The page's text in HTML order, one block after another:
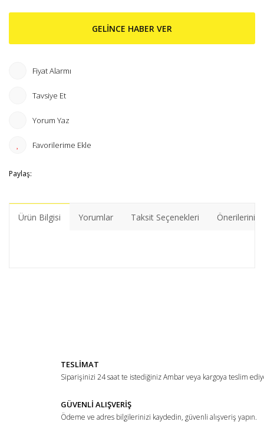
GELİNCE HABER VER
Fiyat Alarmı
Tavsiye Et
Yorum Yaz
Paylaş:
Ürün Bilgisi Yorumlar Taksit Seçenekleri Önerileriniz
Ürün açıklamasında eksik bilgiler bulunuyor.
Ürün fiyatı diğer sitelerden daha pahalı.
Bu ürüne benzer farklı alternatifler olmalı.
TESLİMAT
Siparişinizi 24 saat te istediğiniz Ambar veya kargoya teslim
GÜVENLİ ALIŞVERİŞ
Ödeme ve adres bilgilerinizi kaydedin, güvenli alışveriş yapın.